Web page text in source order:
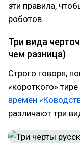
эти правила,
роботов.
Три вида
чем разница)
Строго говоря,
«короткого»
времен
различают три